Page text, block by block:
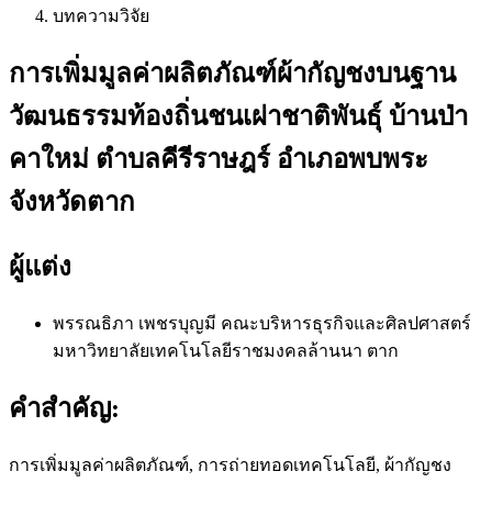
บทความวิจัย
การเพิ่มมูลค่าผลิตภัณฑ์ผ้ากัญชงบนฐาน
วัฒนธรรมท้องถิ่นชนเผ่าชาติพันธุ์ บ้านป่า
คาใหม่ ตำบลคีรีราษฎร์ อำเภอพบพระ
จังหวัดตาก
ผู้แต่ง
พรรณธิภา เพชรบุญมี คณะบริหารธุรกิจและศิลปศาสตร์
มหาวิทยาลัยเทคโนโลยีราชมงคลล้านนา ตาก
คำสำคัญ:
การเพิ่มมูลค่าผลิตภัณฑ์, การถ่ายทอดเทคโนโลยี, ผ้ากัญชง